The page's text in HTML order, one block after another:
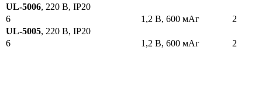
UL-5006, 220 В, IP20
6
1,2 В, 600 мАг
2
UL-5005, 220 В, IP20
6
1,2 В, 600 мАг 2